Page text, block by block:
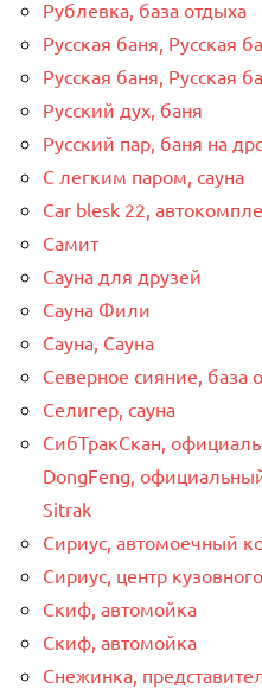
Рублевка, база отдыха
Русская баня, Русская
Русская баня, Русская
Русский дух, баня
Русский пар, баня на
С легким паром, сауна
Сar blesk 22,
Самит
Сауна для друзей
Сауна Фили
Сауна, Сауна
Северное сияние, база
Селигер, сауна
СибТракСкан,
DongFeng,
Sitrak
Сириус, автомоечный
Сириус, центр
Скиф, автомойка
Скиф, автомойка
Снежинка,